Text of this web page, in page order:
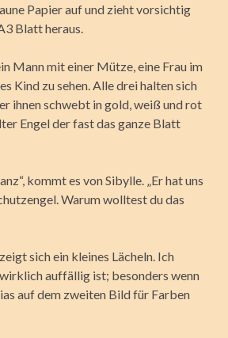
Papier auf und zieht vorsichtig
Blatt heraus.
Mann mit einer Mütze, eine Frau im
Kind zu sehen. Alle drei halten sich
ihnen schwebt in gold, weiß und rot
Engel der fast das ganze Blatt
kommt es von Sibylle. „Er hat uns
Warum wolltest du das
sich ein kleines Lächeln. Ich
auffällig ist; besonders wenn
auf dem zweiten Bild für Farben